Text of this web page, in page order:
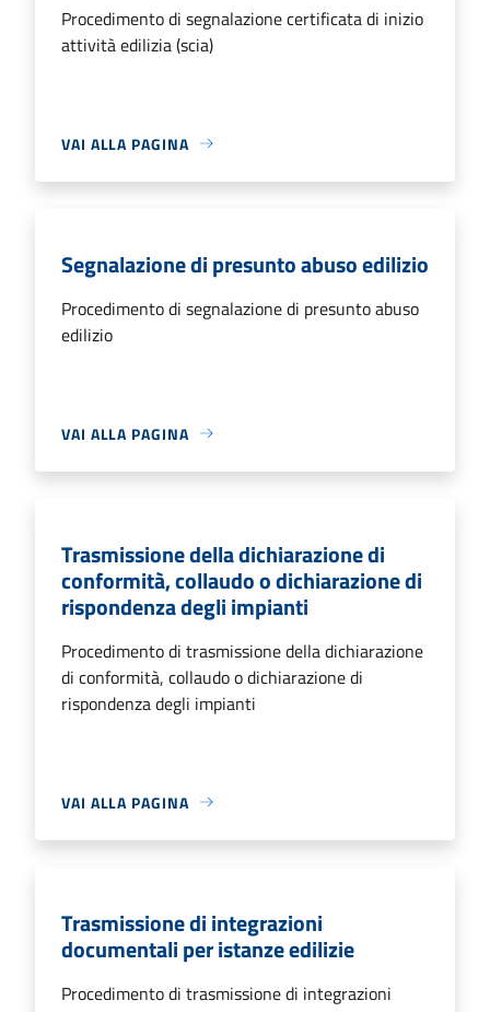
Procedimento di segnalazione certificata di inizio
attività edilizia (scia)
VAI ALLA PAGINA
Segnalazione di presunto abuso edilizio
Procedimento di segnalazione di presunto abuso
edilizio
VAI ALLA PAGINA
Trasmissione della dichiarazione di
conformità, collaudo o dichiarazione di
rispondenza degli impianti
Procedimento di trasmissione della dichiarazione
di conformità, collaudo o dichiarazione di
rispondenza degli impianti
VAI ALLA PAGINA
Trasmissione di integrazioni
documentali per istanze edilizie
Procedimento di trasmissione di integrazioni